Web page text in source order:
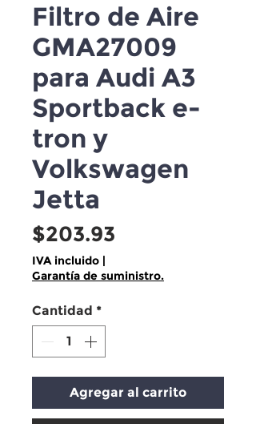
Filtro de Aire
GMA27009
para Audi A3
Sportback e-
tron y
Volkswagen
Jetta
$203.93
IVA incluido |
Garantía de suministro.
Cantidad *
Agregar al carrito